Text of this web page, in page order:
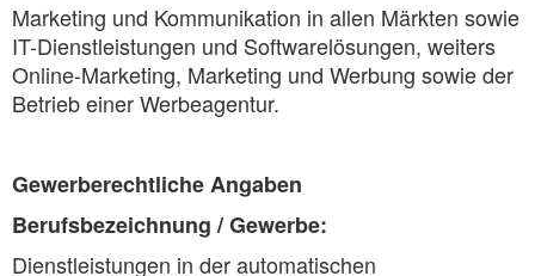
Marketing und Kommunikation in allen Märkten sowie
IT-Dienstleistungen und Softwarelösungen, weiters
Online-Marketing, Marketing und Werbung sowie der
Betrieb einer Werbeagentur.
Gewerberechtliche Angaben
Berufsbezeichnung / Gewerbe:
Dienstleistungen in der automatischen